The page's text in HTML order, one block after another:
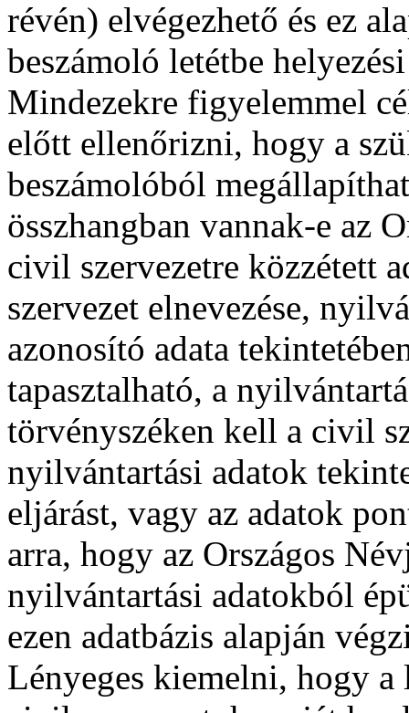
révén) elvégezhető és ez
beszámoló letétbe
Mindezekre figyelemmel
előtt ellenőrizni, hogy a
beszámolóból
összhangban vannak-e az
civil szervezetre közzétett
szervezet elnevezése,
azonosító adata
tapasztalható, a
törvényszéken kell a civil
nyilvántartási adatok
eljárást, vagy az adatok
arra, hogy az Országos
nyilvántartási adatokból
ezen adatbázis alapján
Lényeges kiemelni, hogy a